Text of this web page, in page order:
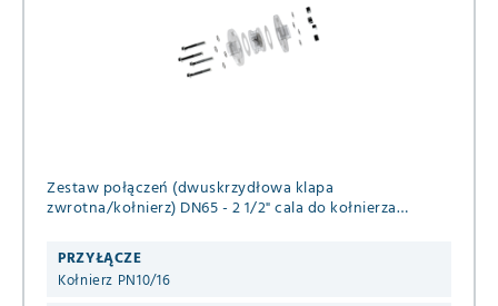
Zestaw połączeń (dwuskrzydłowa klapa
zwrotna/kołnierz) DN65 - 2 1/2" cala do kołnierza
PRZYŁĄCZE
Kołnierz PN10/16